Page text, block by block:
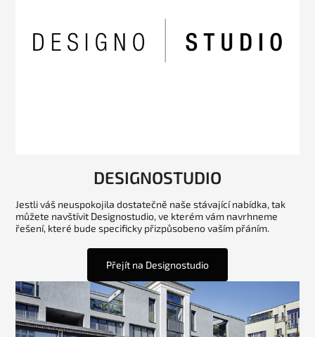
DESIGNOSTUDIO
Jestli váš neuspokojila dostatečně naše stávající nabídka, tak
můžete navštívit Designostudio, ve kterém vám navrhneme
řešení, které bude specificky přizpůsobeno vaším přáním.
Přejít na Designostudio